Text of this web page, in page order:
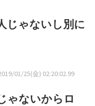
じゃないし別に
01/25(金) 02:20:02.99
ゃないからロ